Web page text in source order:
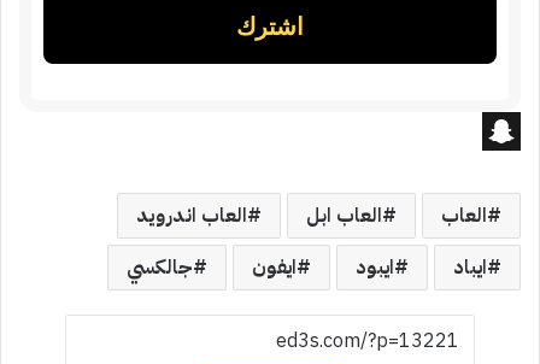
a
p
العاب العاب ابل
العاب اندرويد
ايباد
ايبود ايفون جالكسي